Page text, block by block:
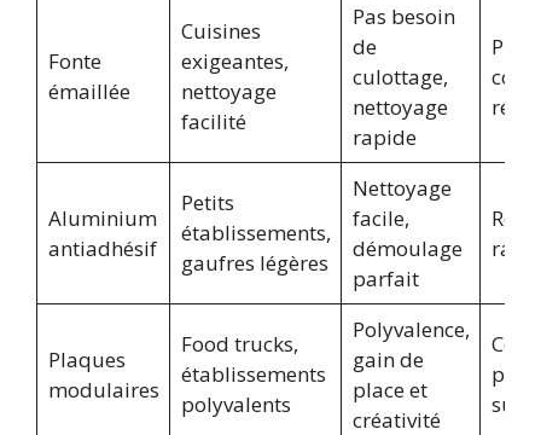
Fonte
émaillée
Cuisines
exigeantes,
nettoyage
facilité
Pas besoin
de
culottage,
nettoyage
rapide
Plus
Aluminium
antiadhésif
Petits
établissements,
gaufres légères
Nettoyage
facile,
démoulage
parfait
Plaques
modulaires
Food trucks,
établissements
polyvalents
Polyvalence,
gain de
place et
créativité
Coût